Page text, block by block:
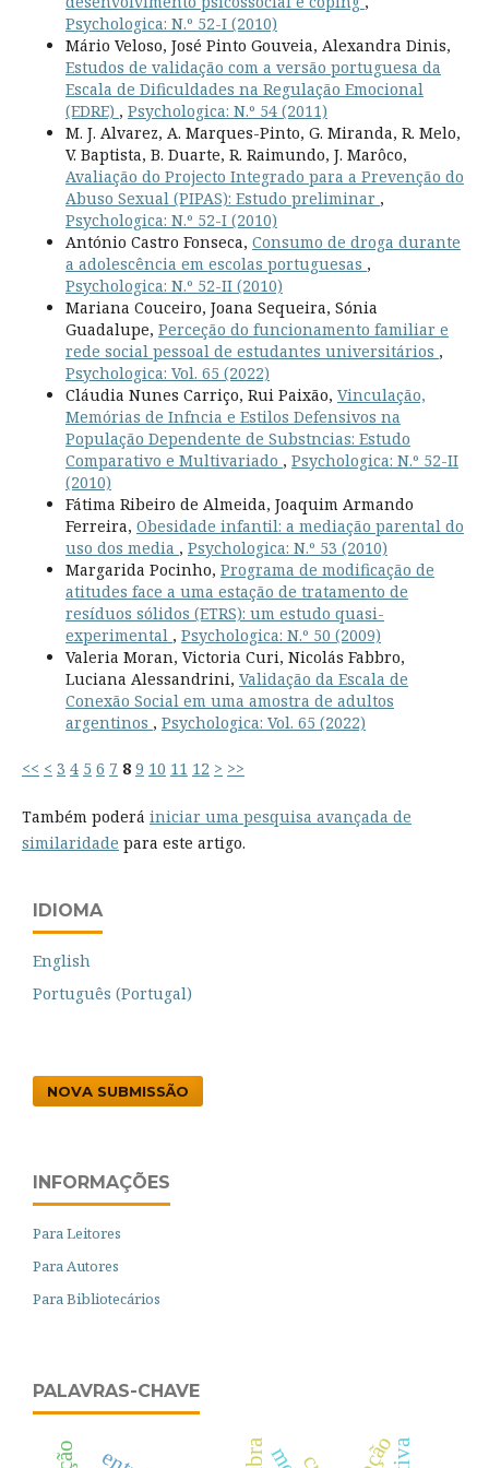
Psychologica: N.º 52-I (2010)
Mário Veloso, José Pinto Gouveia, Alexandra Dinis,
Estudos de validação com a versão portuguesa da
Escala de Dificuldades na Regulação Emocional
(EDRE) , Psychologica: N.º 54 (2011)
M. J. Alvarez, A. Marques-Pinto, G. Miranda, R. Melo,
V. Baptista, B. Duarte, R. Raimundo, J. Marôco,
Avaliação do Projecto Integrado para a Prevenção do
Abuso Sexual (PIPAS): Estudo preliminar ,
Psychologica: N.º 52-I (2010)
António Castro Fonseca, Consumo de droga durante
a adolescência em escolas portuguesas ,
Psychologica: N.º 52-II (2010)
Mariana Couceiro, Joana Sequeira, Sónia
Guadalupe, Perceção do funcionamento familiar e
rede social pessoal de estudantes universitários ,
Psychologica: Vol. 65 (2022)
Cláudia Nunes Carriço, Rui Paixão, Vinculação,
Memórias de Infncia e Estilos Defensivos na
População Dependente de Substncias: Estudo
Comparativo e Multivariado , Psychologica: N.º 52-II
(2010)
Fátima Ribeiro de Almeida, Joaquim Armando
Ferreira, Obesidade infantil: a mediação parental do
uso dos media , Psychologica: N.º 53 (2010)
Margarida Pocinho, Programa de modificação de
atitudes face a uma estação de tratamento de
resíduos sólidos (ETRS): um estudo quasi-
experimental , Psychologica: N.º 50 (2009)
Valeria Moran, Victoria Curi, Nicolás Fabbro,
Luciana Alessandrini, Validação da Escala de
Conexão Social em uma amostra de adultos
argentinos , Psychologica: Vol. 65 (2022)
<< < 3 4 5 6 7 8 9 10 11 12 > >>
Também poderá iniciar uma pesquisa avançada de
similaridade para este artigo.
IDIOMA
English
Português (Portugal)
NOVA SUBMISSÃO
INFORMAÇÕES
Para Leitores
Para Autores
Para Bibliotecários
PALAVRAS-CHAVE